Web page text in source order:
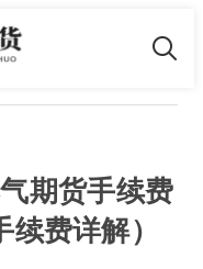
期货手续费
续费详解）